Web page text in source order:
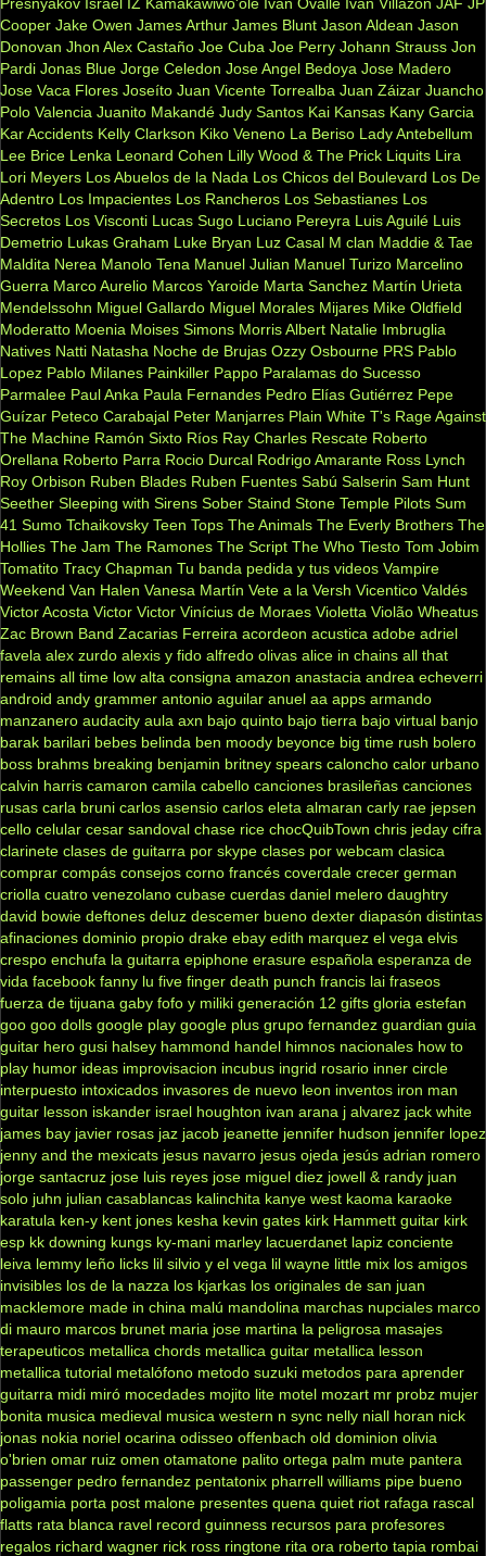
Cooper Jake Owen James Arthur James Blunt Jason Aldean Jason
Donovan Jhon Alex Castaño Joe Cuba Joe Perry Johann Strauss Jon
Pardi Jonas Blue Jorge Celedon Jose Angel Bedoya Jose Madero
Jose Vaca Flores Joseíto Juan Vicente Torrealba Juan Záizar Juancho
Polo Valencia Juanito Makandé Judy Santos Kai Kansas Kany Garcia
Kar Accidents Kelly Clarkson Kiko Veneno La Beriso Lady Antebellum
Lee Brice Lenka Leonard Cohen Lilly Wood & The Prick Liquits Lira
Lori Meyers Los Abuelos de la Nada Los Chicos del Boulevard Los De
Adentro Los Impacientes Los Rancheros Los Sebastianes Los
Secretos Los Visconti Lucas Sugo Luciano Pereyra Luis Aguilé Luis
Demetrio Lukas Graham Luke Bryan Luz Casal M clan Maddie & Tae
Maldita Nerea Manolo Tena Manuel Julian Manuel Turizo Marcelino
Guerra Marco Aurelio Marcos Yaroide Marta Sanchez Martín Urieta
Mendelssohn Miguel Gallardo Miguel Morales Mijares Mike Oldfield
Moderatto Moenia Moises Simons Morris Albert Natalie Imbruglia
Natives Natti Natasha Noche de Brujas Ozzy Osbourne PRS Pablo
Lopez Pablo Milanes Painkiller Pappo Paralamas do Sucesso
Parmalee Paul Anka Paula Fernandes Pedro Elías Gutiérrez Pepe
Guízar Peteco Carabajal Peter Manjarres Plain White T's Rage Against
The Machine Ramón Sixto Ríos Ray Charles Rescate Roberto
Orellana Roberto Parra Rocio Durcal Rodrigo Amarante Ross Lynch
Roy Orbison Ruben Blades Ruben Fuentes Sabú Salserin Sam Hunt
Seether Sleeping with Sirens Sober Staind Stone Temple Pilots Sum
41 Sumo Tchaikovsky Teen Tops The Animals The Everly Brothers The
Hollies The Jam The Ramones The Script The Who Tiesto Tom Jobim
Tomatito Tracy Chapman Tu banda pedida y tus videos Vampire
Weekend Van Halen Vanesa Martín Vete a la Versh Vicentico Valdés
Victor Acosta Victor Victor Vinícius de Moraes Violetta Violão Wheatus
Zac Brown Band Zacarias Ferreira acordeon acustica adobe adriel
favela alex zurdo alexis y fido alfredo olivas alice in chains all that
remains all time low alta consigna amazon anastacia andrea echeverri
android andy grammer antonio aguilar anuel aa apps armando
manzanero audacity aula axn bajo quinto bajo tierra bajo virtual banjo
barak barilari bebes belinda ben moody beyonce big time rush bolero
boss brahms breaking benjamin britney spears caloncho calor urbano
calvin harris camaron camila cabello canciones brasileñas canciones
rusas carla bruni carlos asensio carlos eleta almaran carly rae jepsen
cello celular cesar sandoval chase rice chocQuibTown chris jeday cifra
clarinete clases de guitarra por skype clases por webcam clasica
comprar compás consejos corno francés coverdale crecer german
criolla cuatro venezolano cubase cuerdas daniel melero daughtry
david bowie deftones deluz descemer bueno dexter diapasón distintas
afinaciones dominio propio drake ebay edith marquez el vega elvis
crespo enchufa la guitarra epiphone erasure española esperanza de
vida facebook fanny lu five finger death punch francis lai fraseos
fuerza de tijuana gaby fofo y miliki generación 12 gifts gloria estefan
goo goo dolls google play google plus grupo fernandez guardian guia
guitar hero gusi halsey hammond handel himnos nacionales how to
play humor ideas improvisacion incubus ingrid rosario inner circle
interpuesto intoxicados invasores de nuevo leon inventos iron man
guitar lesson iskander israel houghton ivan arana j alvarez jack white
james bay javier rosas jaz jacob jeanette jennifer hudson jennifer lopez
jenny and the mexicats jesus navarro jesus ojeda jesús adrian romero
jorge santacruz jose luis reyes jose miguel diez jowell & randy juan
solo juhn julian casablancas kalinchita kanye west kaoma karaoke
karatula ken-y kent jones kesha kevin gates kirk Hammett guitar kirk
esp kk downing kungs ky-mani marley lacuerdanet lapiz conciente
leiva lemmy leño licks lil silvio y el vega lil wayne little mix los amigos
invisibles los de la nazza los kjarkas los originales de san juan
macklemore made in china malú mandolina marchas nupciales marco
di mauro marcos brunet maria jose martina la peligrosa masajes
terapeuticos metallica chords metallica guitar metallica lesson
metallica tutorial metalófono metodo suzuki metodos para aprender
guitarra midi miró mocedades mojito lite motel mozart mr probz mujer
bonita musica medieval musica western n sync nelly niall horan nick
jonas nokia noriel ocarina odisseo offenbach old dominion olivia
o'brien omar ruiz omen otamatone palito ortega palm mute pantera
passenger pedro fernandez pentatonix pharrell williams pipe bueno
poligamia porta post malone presentes quena quiet riot rafaga rascal
flatts rata blanca ravel record guinness recursos para profesores
regalos richard wagner rick ross ringtone rita ora roberto tapia rombai